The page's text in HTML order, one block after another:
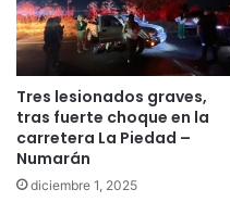
Tres lesionados graves,
tras fuerte choque en la
carretera La Piedad –
Numarán
diciembre 1, 2025